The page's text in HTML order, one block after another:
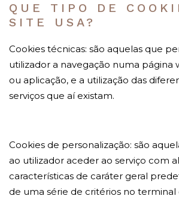
QUE TIPO DE
SITE USA?
Cookies técnicas: são aquelas que
utilizador a navegação numa página
ou aplicação, e a utilização das
serviços que aí existam.
Cookies de personalização: são
ao utilizador aceder ao serviço com
características de caráter geral
de uma série de critérios no terminal